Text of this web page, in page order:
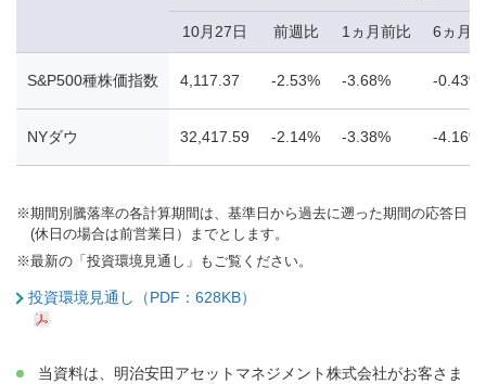
10月27日 前週比 1ヵ月前比 6ヵ月
S&P500種株価指数 4,117.37 -2.53% -3.68% -0.43%
NYダウ 32,417.59 -2.14% -3.38% -4.16%
※期間別騰落率の各計算期間は、基準日から過去に遡った期間の応答日
(休日の場合は前営業日）までとします。
※最新の「投資環境見通し」もご覧ください。
投資環境見通し（PDF：628KB）
当資料は、明治安田アセットマネジメント株式会社がお客さま